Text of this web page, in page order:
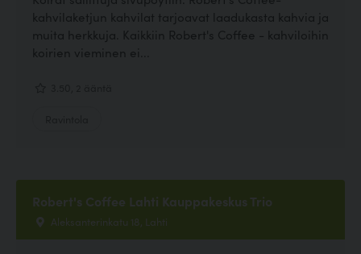
kahvilaketjun kahvilat tarjoavat laadukasta kahvia ja
muita herkkuja. Kaikkiin Robert's Coffee - kahviloihin
koirien vieminen ei...
Robert's Coffee Lahti Kauppakeskus Trio
Aleksanterinkatu 18, Lahti